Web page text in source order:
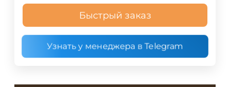
Быстрый заказ
Узнать у менеджера в Telegram